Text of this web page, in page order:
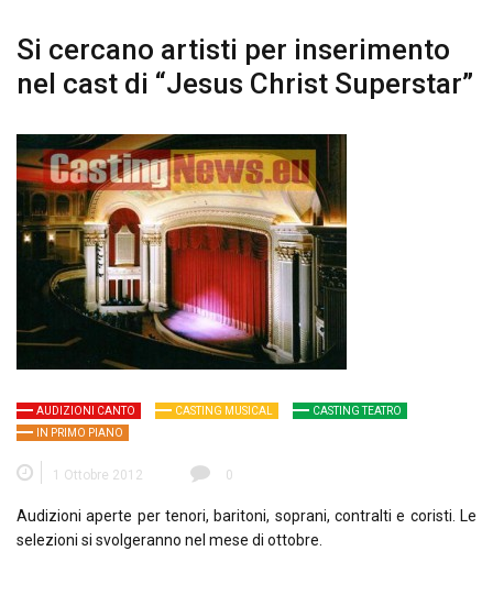
Si cercano artisti per inserimento
nel cast di “Jesus Christ Superstar”
AUDIZIONI CANTO CASTING MUSICAL
CASTING TEATRO
IN PRIMO PIANO
1 Ottobre 2012 0
Audizioni aperte per tenori, baritoni, soprani, contralti e coristi. Le
selezioni si svolgeranno nel mese di ottobre.